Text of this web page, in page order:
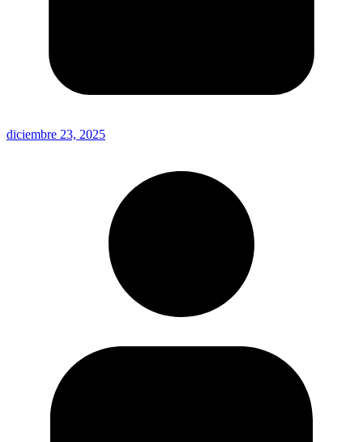
diciembre 23, 2025